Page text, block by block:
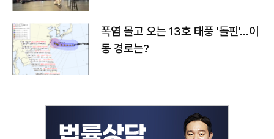
폭염 몰고 오는 13호 태풍 '돌핀'…이
동 경로는?